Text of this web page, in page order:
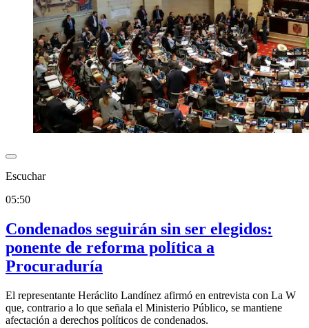
Escuchar
05:50
Condenados seguirán sin ser elegidos:
ponente de reforma política a
Procuraduría
El representante Heráclito Landínez afirmó en entrevista con La W
que, contrario a lo que señala el Ministerio Público, se mantiene
afectación a derechos políticos de condenados.